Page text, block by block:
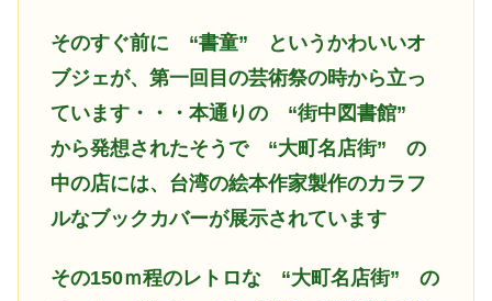
そのすぐ前に
“書童” というかわいいオ
ブジェが、第一回目の芸術祭の時から立っ
ています・・・本通りの “街中図書館”
から発想されたそうで “大町名店街” の
中の店には、台湾の絵本作家製作のカラフ
ルなブックカバーが展示されています
その150ｍ程のレトロな
“大町名店街” の